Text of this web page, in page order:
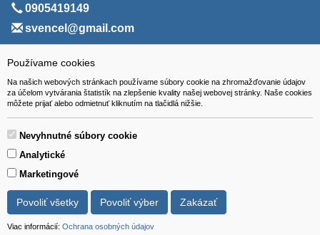
Používame cookies
Na našich webových stránkach používame súbory cookie na zhromažďovanie údajov
za účelom vytvárania štatistík na zlepšenie kvality našej webovej stránky. Naše cookies
môžete prijať alebo odmietnuť kliknutím na tlačidlá nižšie.
Nevyhnutné súbory cookie
Analytické
Marketingové
Povoliť všetky Povoliť výber Zakázať
Viac informácií: Ochrana osobných údajov
0905419149
svencel@gmail.com
ADRESA
VEST - tech s.r.o.
Hviezdoslavova 280/6, 965 01 Žiar nad Hronom
Slovakia (Slovak Republic)
Všetky ceny sú uvádzané vrátane DPH.
© 2018 GIBOX, s.r.o. • Generuje redakčný systém YGScms •